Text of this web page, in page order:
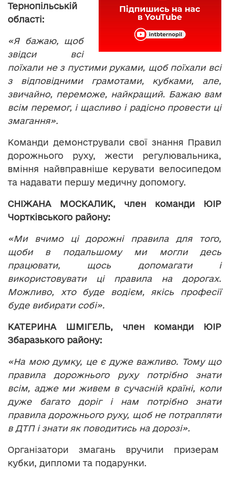
Тернопільській
області:
«Я бажаю, щоб
звідси всі
поїхали не з пустими руками, щоб поїхали всі
з відповідними грамотами, кубками, але,
звичайно, переможе, найкращий. Бажаю вам
всім перемог, і щасливо і радісно провести ці
змагання».
Команди демонстрували свої знання Правил
дорожнього руху, жести регулювальника,
вміння найвправніше керувати велосипедом
та надавати першу медичну допомогу.
СНІЖАНА МОСКАЛИК, член команди ЮІР
Чортківського району:
«Ми вчимо ці дорожні правила для того,
щоби в подальшому ми могли десь
працювати, щось допомагати і
використовувати ці правила на дорогах.
Можливо, хто буде водієм, якісь професії
буде вибирати собі».
КАТЕРИНА ШМІГЕЛЬ, член команди ЮІР
Збаразького району:
«На мою думку, це є дуже важливо. Тому що
правила дорожнього руху потрібно знати
всім, адже ми живем в сучасній країні, коли
дуже багато доріг і нам потрібно знати
правила дорожнього руху, щоб не потрапляти
в ДТП і знати як поводитись на дорозі».
Організатори змагань вручили призерам
кубки, дипломи та подарунки.